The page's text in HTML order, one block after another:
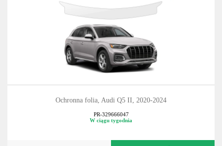
Ochronna folia, Audi Q5 II, 2020-2024
PR-329666047
W ciągu tygodnia